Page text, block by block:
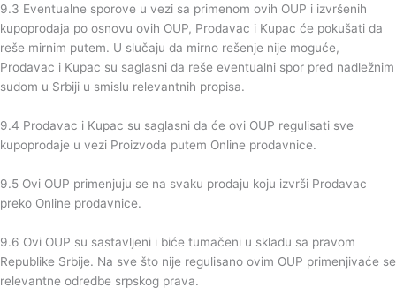
9.3 Eventualne sporove u vezi sa primenom ovih OUP i izvršenih
kupoprodaja po osnovu ovih OUP, Prodavac i Kupac će pokušati da
reše mirnim putem. U slučaju da mirno rešenje nije moguće,
Prodavac i Kupac su saglasni da reše eventualni spor pred nadležnim
sudom u Srbiji u smislu relevantnih propisa.
9.4 Prodavac i Kupac su saglasni da će ovi OUP regulisati sve
kupoprodaje u vezi Proizvoda putem Online prodavnice.
9.5 Ovi OUP primenjuju se na svaku prodaju koju izvrši Prodavac
preko Online prodavnice.
9.6 Ovi OUP su sastavljeni i biće tumačeni u skladu sa pravom
Republike Srbije. Na sve što nije regulisano ovim OUP primenjivaće se
relevantne odredbe srpskog prava.